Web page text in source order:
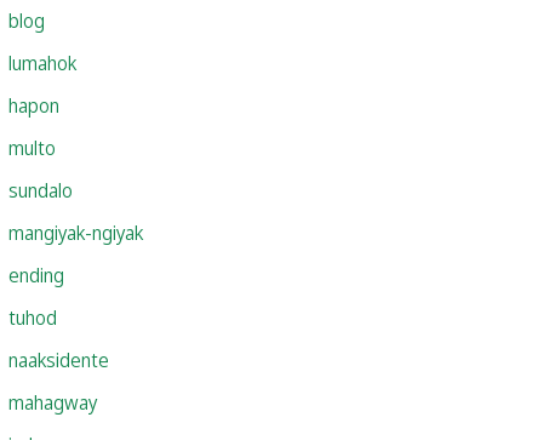
blog
lumahok
hapon
multo
sundalo
mangiyak-ngiyak
ending
tuhod
naaksidente
mahagway